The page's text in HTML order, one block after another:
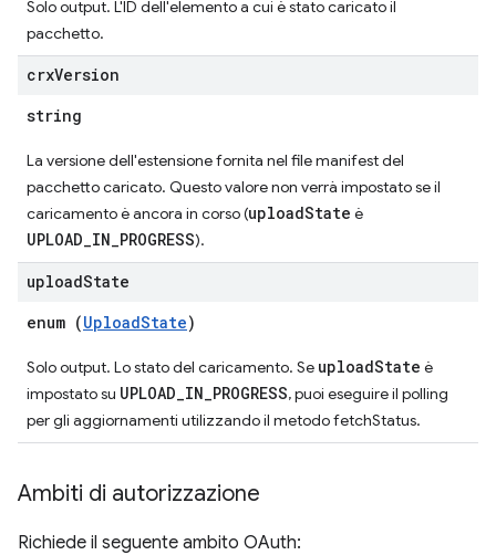
Solo output. L'ID dell'elemento a cui è stato caricato il
pacchetto.
crxVersion
string
La versione dell'estensione fornita nel file manifest del
pacchetto caricato. Questo valore non verrà impostato se il
caricamento è ancora in corso (uploadState è
UPLOAD_IN_PROGRESS).
uploadState
enum (UploadState)
Solo output. Lo stato del caricamento. Se uploadState è
impostato su UPLOAD_IN_PROGRESS, puoi eseguire il polling
per gli aggiornamenti utilizzando il metodo fetchStatus.
Ambiti di autorizzazione
Richiede il seguente ambito OAuth: